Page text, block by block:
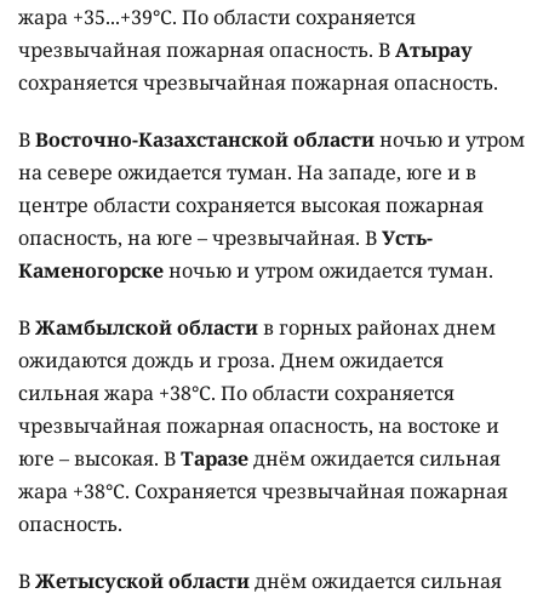
жара +35...+39°C. По области сохраняется
чрезвычайная пожарная опасность. ВАтырау
сохраняется чрезвычайная пожарная опасность.
ВВосточно-Казахстанской областиночью и утром
на севере ожидается туман. На западе, юге и в
центре области сохраняется высокая пожарная
опасность, на юге – чрезвычайная. ВУсть-
Каменогорскеночью и утром ожидается туман.
ВЖамбылской областив горных районах днем
ожидаются дождь и гроза. Днем ожидается
сильная жара +38°C. По области сохраняется
чрезвычайная пожарная опасность, на востоке и
юге – высокая. ВТаразеднём ожидается сильная
жара +38°C. Сохраняется чрезвычайная пожарная
опасность.
ВЖетысуской областиднём ожидается сильная